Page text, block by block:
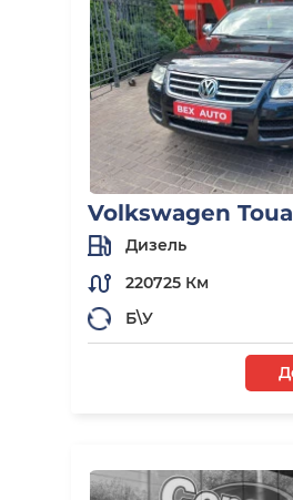
Volkswagen
Дизель
220725 Км
Б\У